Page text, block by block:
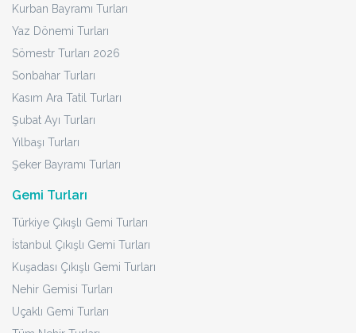
Kurban Bayramı Turları
Yaz Dönemi Turları
Sömestr Turları 2026
Sonbahar Turları
Kasım Ara Tatil Turları
Şubat Ayı Turları
Yılbaşı Turları
Şeker Bayramı Turları
Gemi Turları
Türkiye Çıkışlı Gemi Turları
İstanbul Çıkışlı Gemi Turları
Kuşadası Çıkışlı Gemi Turları
Nehir Gemisi Turları
Uçaklı Gemi Turları